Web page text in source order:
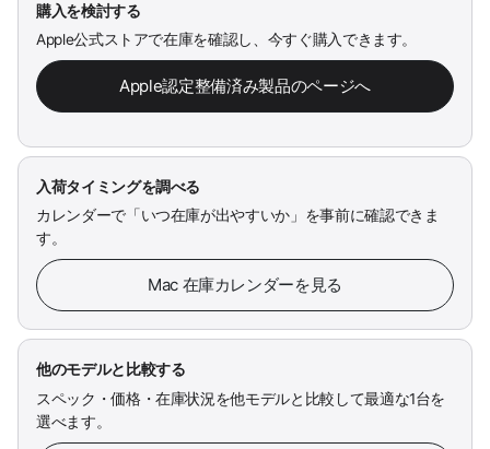
購入を検討する
Apple公式ストアで在庫を確認し、今すぐ購入できます。
Apple認定整備済み製品のページへ
入荷タイミングを調べる
カレンダーで「いつ在庫が出やすいか」を事前に確認できま
す。
Mac 在庫カレンダーを見る
他のモデルと比較する
スペック・価格・在庫状況を他モデルと比較して最適な1台を
選べます。